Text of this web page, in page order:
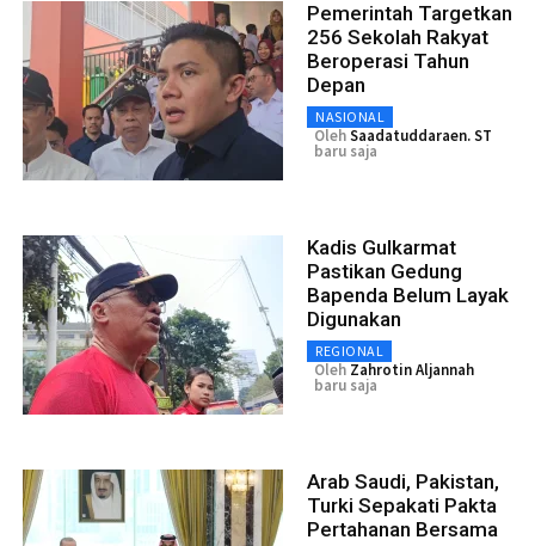
Pemerintah Targetkan
256 Sekolah Rakyat
Beroperasi Tahun
Depan
NASIONAL
OlehSaadatuddaraen. ST
baru saja
Kadis Gulkarmat
Pastikan Gedung
Bapenda Belum Layak
Digunakan
REGIONAL
Oleh Zahrotin Aljannah
baru saja
Arab Saudi, Pakistan,
Turki Sepakati Pakta
Pertahanan Bersama